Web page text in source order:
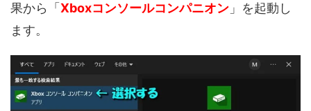
果から「 Xboxコンソールコンパニオン 」を起動し
ます。